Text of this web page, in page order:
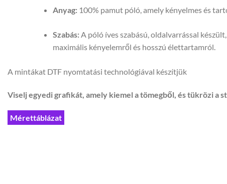
Anyag:100% pamut póló, amely kényelmes és
Szabás:A póló íves szabású, oldalvarrással
maximális kényelemről és hosszú élettartamról.
A mintákat DTF nyomtatási technológiával készítjük
Viselj egyedi grafikát, amely kiemel a tömegből, és tükrözi a
Mérettáblázat